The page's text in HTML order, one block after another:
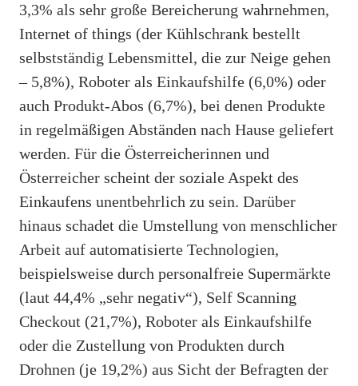
3,3% als sehr große Bereicherung wahrnehmen,
Internet of things (der Kühlschrank bestellt
selbstständig Lebensmittel, die zur Neige gehen
– 5,8%), Roboter als Einkaufshilfe (6,0%) oder
auch Produkt-Abos (6,7%), bei denen Produkte
in regelmäßigen Abständen nach Hause geliefert
werden. Für die Österreicherinnen und
Österreicher scheint der soziale Aspekt des
Einkaufens unentbehrlich zu sein. Darüber
hinaus schadet die Umstellung von menschlicher
Arbeit auf automatisierte Technologien,
beispielsweise durch personalfreie Supermärkte
(laut 44,4% „sehr negativ“), Self Scanning
Checkout (21,7%), Roboter als Einkaufshilfe
oder die Zustellung von Produkten durch
Drohnen (je 19,2%) aus Sicht der Befragten der